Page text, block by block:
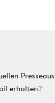
erhalten?